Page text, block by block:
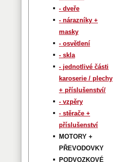
- dveře
- nárazníky +
masky
- osvětlení
- skla
- jednotlivé části
karoserie / plechy
+ příslušenství/
- vzpěry
- stěrače +
příslušenství
MOTORY +
PŘEVODOVKY
PODVOZKOVÉ